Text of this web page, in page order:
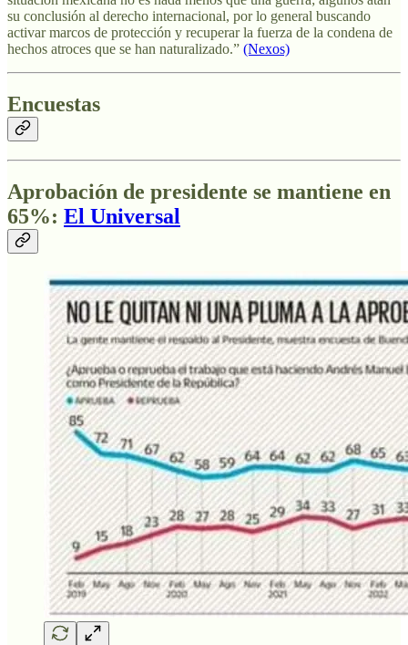
su conclusión al derecho internacional, por lo general buscando
activar marcos de protección y recuperar la fuerza de la condena de
hechos atroces que se han naturalizado.” (Nexos)
Encuestas
Aprobación de presidente se mantiene en
65%: El Universal